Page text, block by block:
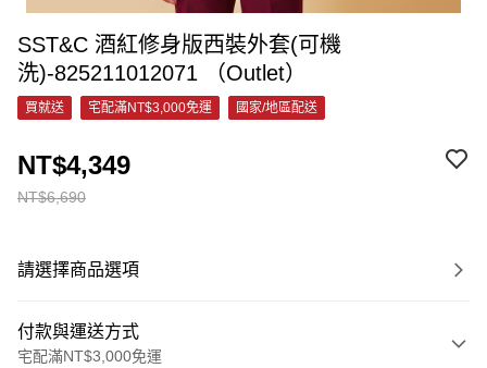
SST&C 酒紅修身版西裝外套(可機
洗)-825211012071 （Outlet）
買就送 宅配滿NT$3,000免運 國家/地區配送
NT$6,690
NT$4,349
請選擇商品選項
付款與運送方式
宅配滿NT$3,000免運